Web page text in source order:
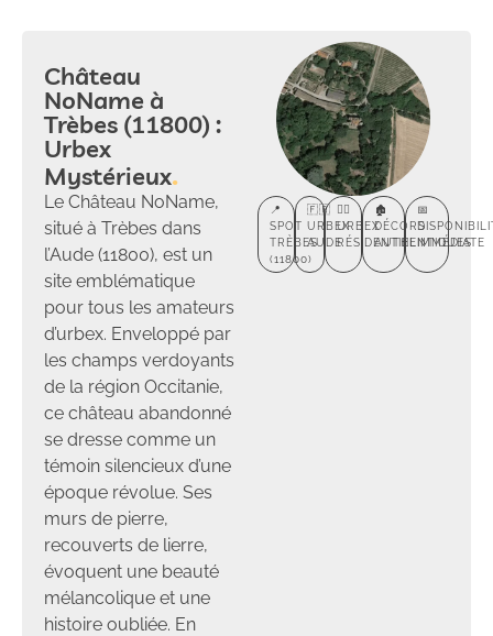
Château
NoName à
Trèbes (11800) :
Urbex
Mystérieux
Le Château NoName,
situé à Trèbes dans
l’Aude (11800), est un
site emblématique
pour tous les amateurs
d’urbex. Enveloppé par
les champs verdoyants
de la région Occitanie,
ce château abandonné
se dresse comme un
témoin silencieux d’une
époque révolue. Ses
murs de pierre,
recouverts de lierre,
évoquent une beauté
mélancolique et une
histoire oubliée. En
📍
SPOT
TRÈBES
(11800)
🇫🇷
URBEX
AUDE
🕵️‍♂️
URBEX
RÉSIDENTIEL
🏚️
DÉCORS
AUTHENTIQUES
📅
IMMÉDIATE